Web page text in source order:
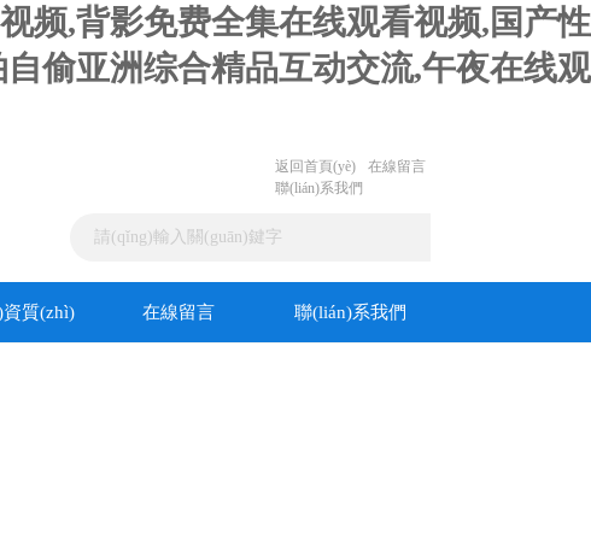
频,背影免费全集在线观看视频,国产性
偷亚洲综合精品互动交流,午夜在线观
返回首頁(yè)
在線留言
聯(lián)系我們
質(zhì) 在線留言 聯(lián)系我們